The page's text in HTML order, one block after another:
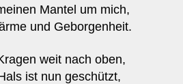
Mantel um mich,
und Geborgenheit.
weit nach oben,
ist nun geschützt,